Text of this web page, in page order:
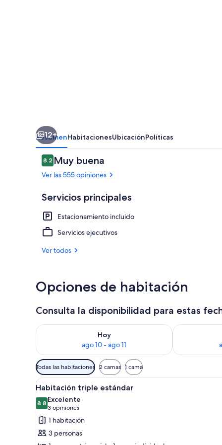
12+
ResumenHabitacionesUbicaciónPolíticas
Opiniones
8.28.2 de 10,
Muy buena
Ver las 555 opiniones
Servicios principales
Estacionamiento incluido
Servicios ejecutivos
Ver todos
Opciones de habitación
Consulta la disponibilidad para estas
Hoy
ago 10 - ago 11
Consulta la disponibilidad para hoy ago 10 - ago 11
Consulta la
Filtros
disponibles
para
las
habitaciones
Todas las habitaciones 2 camas 1 cama
Abrir
todas
las
fotos
de
Habitación
Una habitación de hotel con
1
Habitación triple estándar
8.88.8 de 10
Excelente
3 opiniones
(3
opiniones)
1 habitación
3 personas